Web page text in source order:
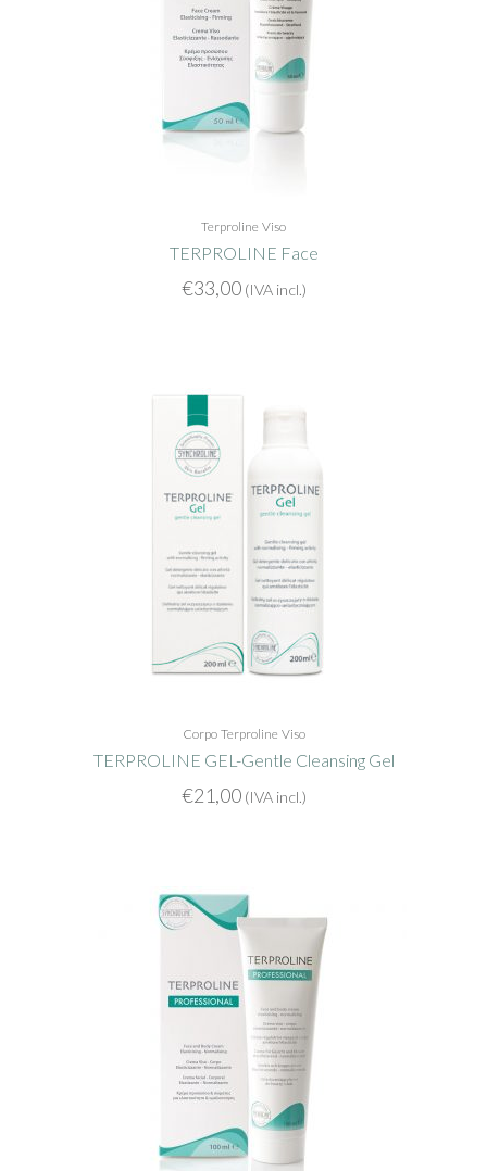
Terproline Viso
TERPROLINE Face
€33,00 (IVA incl.)
Corpo Terproline Viso
TERPROLINE GEL-Gentle Cleansing Gel
€21,00 (IVA incl.)